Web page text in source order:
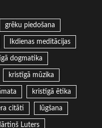
grēku piedošana
Ikdienas meditācijas
dogmatika
kristīgā mūzika
kristīgā ētika
citāti lūgšana
Luters